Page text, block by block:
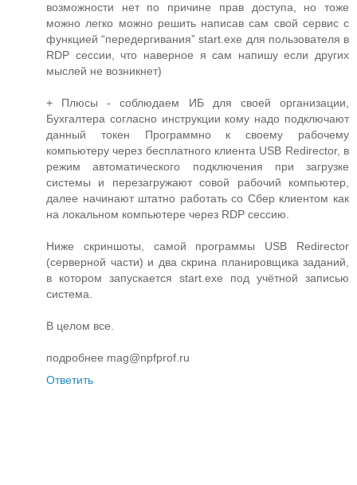
возможности нет по причине прав доступа, но тоже
можно легко можно решить написав сам свой сервис с
функцией “передергивания” start.exe для пользователя в
RDP сессии, что наверное я сам напишу если других
мыслей не возникнет)
+ Плюсы - соблюдаем ИБ для своей организации,
Бухгалтера согласно инструкции кому надо подключают
данный токен Программно к своему рабочему
компьютеру через бесплатного клиента USB Redirector, в
режим автоматического подключения при загрузке
системы и перезагружают совой рабочий компьютер,
далее начинают штатно работать со Сбер клиентом как
на локальном компьютере через RDP сессию.
Ниже скриншоты, самой программы USB Redirector
(серверной части) и два скрина планировщика заданий,
в котором запускается start.exe под учётной записью
система.
В целом все.
подробнее mag@npfprof.ru
Ответить